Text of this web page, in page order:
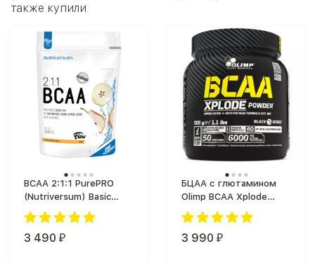
также купили
BCAA 2:1:1 PurePRO
(Nutriversum) Basic
BCAA 2:1:1 (600 г)
3 490 ₽
БЦАА с глютамином
Olimp BCAA Xplode
спортпит (500 г)
3 990 ₽